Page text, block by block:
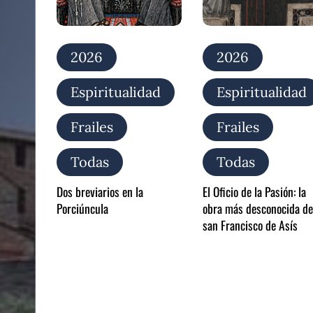
2026
Espiritualidad
Frailes
Todas
Dos breviarios en la
Porciúncula
la
obra
desconocida
de
san
Francisco
de
Asís
2026
Espiritualidad
Frailes
Todas
El Oficio de la Pasión: la
obra más desconocida de
san Francisco de Asís